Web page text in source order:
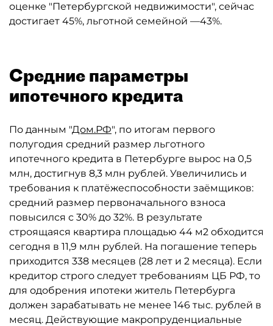
оценке "Петербургской недвижимости", сейчас
достигает 45%, льготной семейной —43%.
Средние параметры
ипотечного кредита
По данным "Дом.РФ", по итогам первого
полугодия средний размер льготного
ипотечного кредита в Петербурге вырос на 0,5
млн, достигнув 8,3 млн рублей. Увеличились и
требования к платёжеспособности заёмщиков:
средний размер первоначального взноса
повысился с 30% до 32%. В результате
строящаяся квартира площадью 44 м2 обходится
сегодня в 11,9 млн рублей. На погашение теперь
приходится 338 месяцев (28 лет и 2 месяца). Если
кредитор строго следует требованиям ЦБ РФ, то
для одобрения ипотеки житель Петербурга
должен зарабатывать не менее 146 тыс. рублей в
месяц. Действующие макропруденциальные